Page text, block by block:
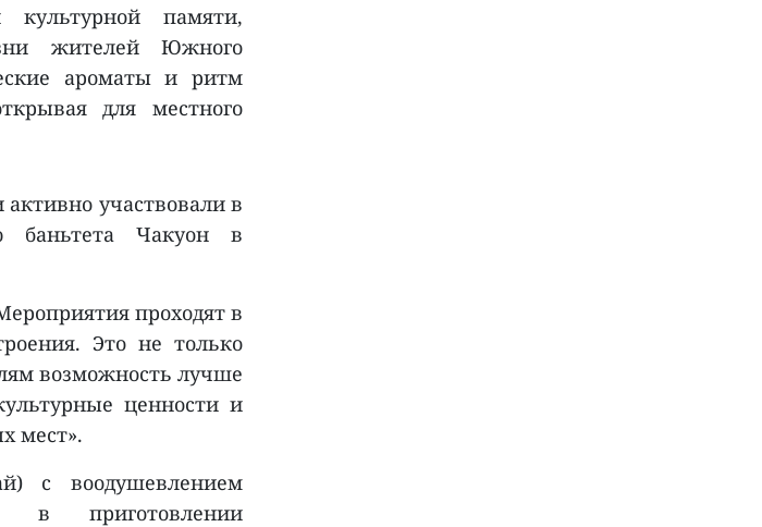
памяти,
жителей Южного
ароматы и ритм
для местного
участвовали в
баньтета Чакуон в
проходят в
Это не только
возможность лучше
ценности и
мест».
с воодушевлением
в приготовлении